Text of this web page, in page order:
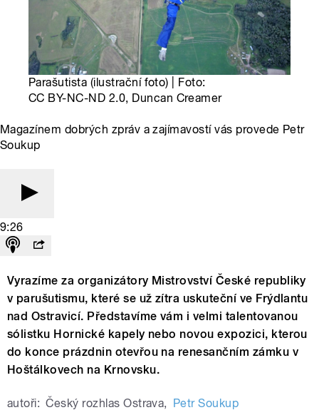
Parašutista (ilustrační foto) | Foto:
CC BY-NC-ND 2.0, Duncan Creamer
Magazínem dobrých zpráv a zajímavostí vás provede Petr
Soukup
9:26
Vyrazíme za organizátory Mistrovství České republiky
v parušutismu, které se už zítra uskuteční ve Frýdlantu
nad Ostravicí. Představíme vám i velmi talentovanou
sólistku Hornické kapely nebo novou expozici, kterou
do konce prázdnin otevřou na renesančním zámku v
Hoštálkovech na Krnovsku.
autoři: Český rozhlas Ostrava, Petr Soukup